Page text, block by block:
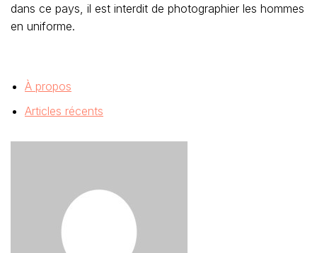
dans ce pays, il est interdit de photographier les hommes
en uniforme.
À propos
Articles récents